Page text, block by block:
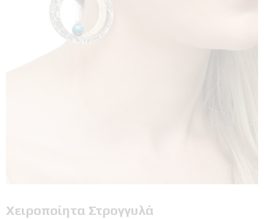
Χειροποίητα Στρογγυλά